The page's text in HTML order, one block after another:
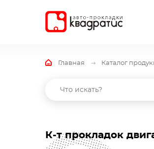
Главная Каталог
К-т прокладок